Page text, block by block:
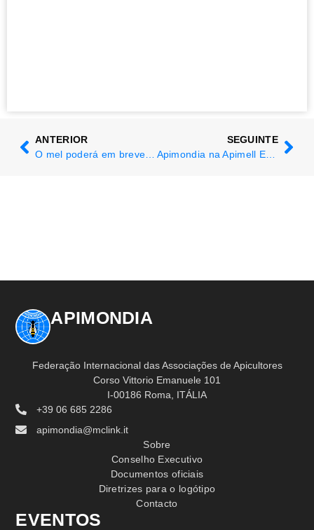
ANTERIOR
SEGUINTE
APIMONDIA
Federação Internacional das Associações de Apicultores
Corso Vittorio Emanuele 101
I-00186 Roma, ITÁLIA
+39 06 685 2286
apimondia@mclink.it
Sobre
Conselho Executivo
Documentos oficiais
Diretrizes para o logótipo
Contacto
EVENTOS